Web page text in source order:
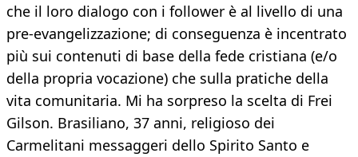
che il loro dialogo con i follower è al livello di una
pre-evangelizzazione; di conseguenza è incentrato
più sui contenuti di base della fede cristiana (e/o
della propria vocazione) che sulla pratiche della
vita comunitaria. Mi ha sorpreso la scelta di Frei
Gilson. Brasiliano, 37 anni, religioso dei
Carmelitani messaggeri dello Spirito Santo e